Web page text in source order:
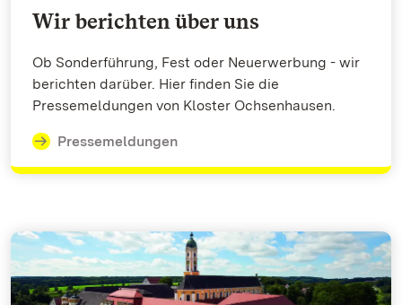
Wir berichten über uns
Ob Sonderführung, Fest oder Neuerwerbung - wir
berichten darüber. Hier finden Sie die
Pressemeldungen von Kloster Ochsenhausen.
Pressemeldungen